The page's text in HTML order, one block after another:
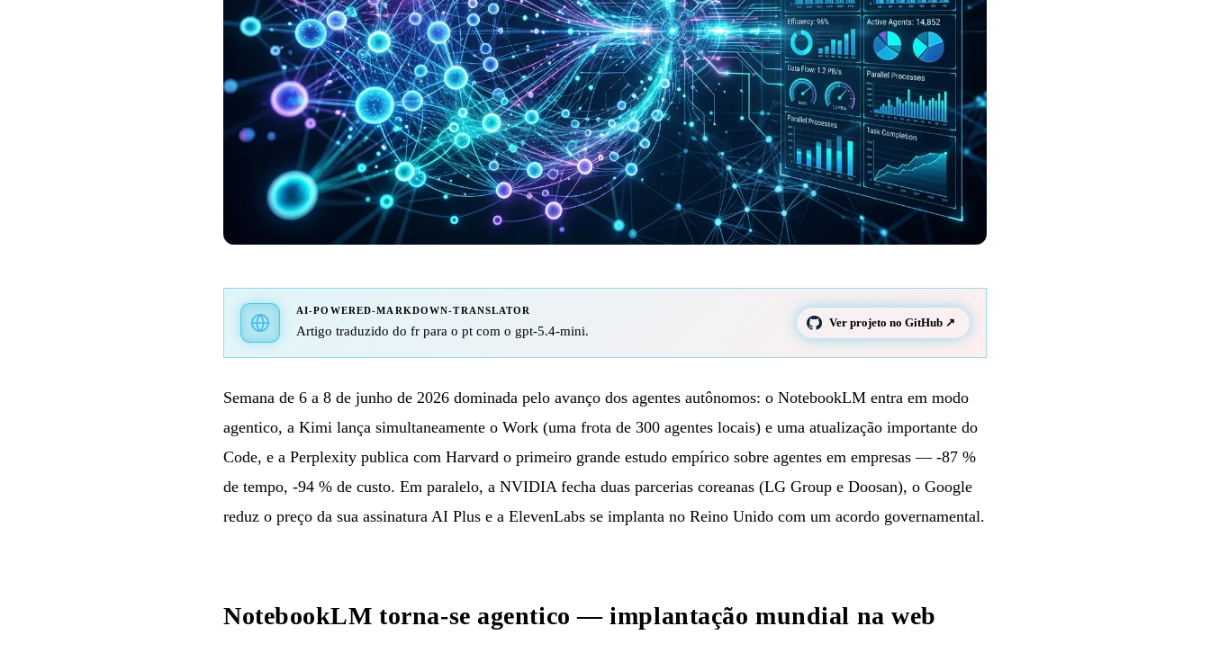
AI-POWERED-MARKDOWN-TRANSLATOR
Artigo traduzido do fr para o pt com o gpt-5.4-mini.
Ver projeto no GitHub ↗
Semana de 6 a 8 de junho de 2026 dominada pelo avanço dos agentes autônomos: o NotebookLM entra em modo
agentico, a Kimi lança simultaneamente o Work (uma frota de 300 agentes locais) e uma atualização importante do
Code, e a Perplexity publica com Harvard o primeiro grande estudo empírico sobre agentes em empresas — -87 %
de tempo, -94 % de custo. Em paralelo, a NVIDIA fecha duas parcerias coreanas (LG Group e Doosan), o Google
reduz o preço da sua assinatura AI Plus e a ElevenLabs se implanta no Reino Unido com um acordo governamental.
NotebookLM torna-se agentico — implantação mundial na web